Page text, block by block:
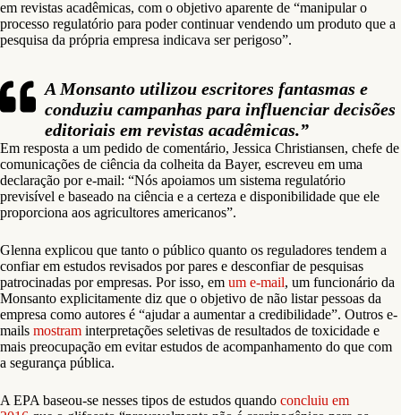
em revistas acadêmicas, com o objetivo aparente de “manipular o
processo regulatório para poder continuar vendendo um produto que a
pesquisa da própria empresa indicava ser perigoso”.
A Monsanto utilizou escritores fantasmas e
conduziu campanhas para influenciar decisões
editoriais em revistas acadêmicas.”
Em resposta a um pedido de comentário, Jessica Christiansen, chefe de
comunicações de ciência da colheita da Bayer, escreveu em uma
declaração por e-mail: “Nós apoiamos um sistema regulatório
previsível e baseado na ciência e a certeza e disponibilidade que ele
proporciona aos agricultores americanos”.
Glenna explicou que tanto o público quanto os reguladores tendem a
confiar em estudos revisados por pares e desconfiar de pesquisas
patrocinadas por empresas. Por isso, em um e-mail, um funcionário da
Monsanto explicitamente diz que o objetivo de não listar pessoas da
empresa como autores é “ajudar a aumentar a credibilidade”. Outros e-
mails mostram interpretações seletivas de resultados de toxicidade e
mais preocupação em evitar estudos de acompanhamento do que com
a segurança pública.
A EPA baseou-se nesses tipos de estudos quando concluiu em